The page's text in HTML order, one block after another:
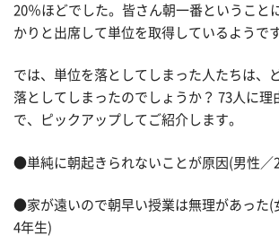
20％ほどでした。皆さん朝一番ということ
かりと出席して単位を取得しているようです
では、単位を落としてしまった人たちは、
落としてしまったのでしょうか？ 73人に理
で、ピックアップしてご紹介します。
●単純に朝起きられないことが原因(男性／
●家が遠いので朝早い授業は無理があった(
4年生)